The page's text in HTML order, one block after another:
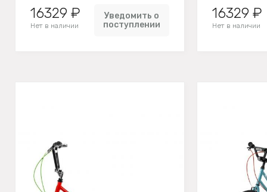
16329 ₽
Нет в наличии
Уведомить о
поступлении
16329 ₽
Нет в наличии